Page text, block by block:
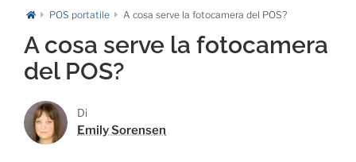
POS portatile A cosa serve la fotocamera del POS?
A cosa serve la fotocamera
del POS?
Di
Emily Sorensen